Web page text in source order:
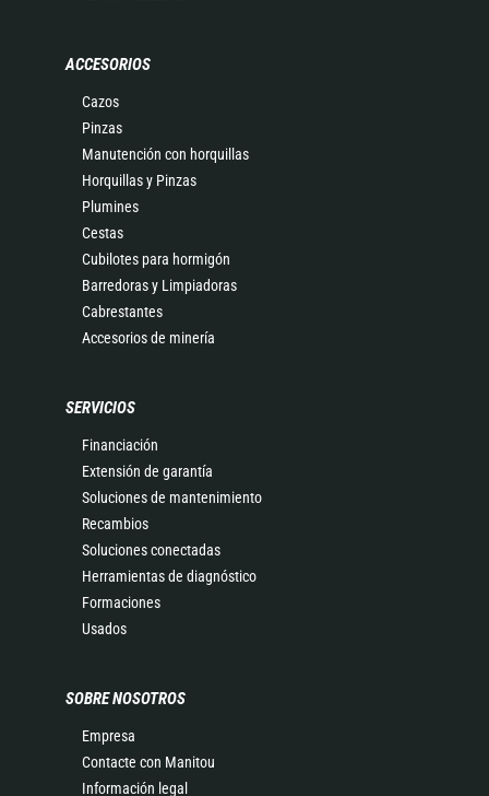
ACCESORIOS
Cazos
Pinzas
Manutención con horquillas
Horquillas y Pinzas
Plumines
Cestas
Cubilotes para hormigón
Barredoras y Limpiadoras
Cabrestantes
Accesorios de minería
SERVICIOS
Financiación
Extensión de garantía
Soluciones de mantenimiento
Recambios
Soluciones conectadas
Herramientas de diagnóstico
Formaciones
Usados
SOBRE NOSOTROS
Empresa
Contacte con Manitou
Información legal